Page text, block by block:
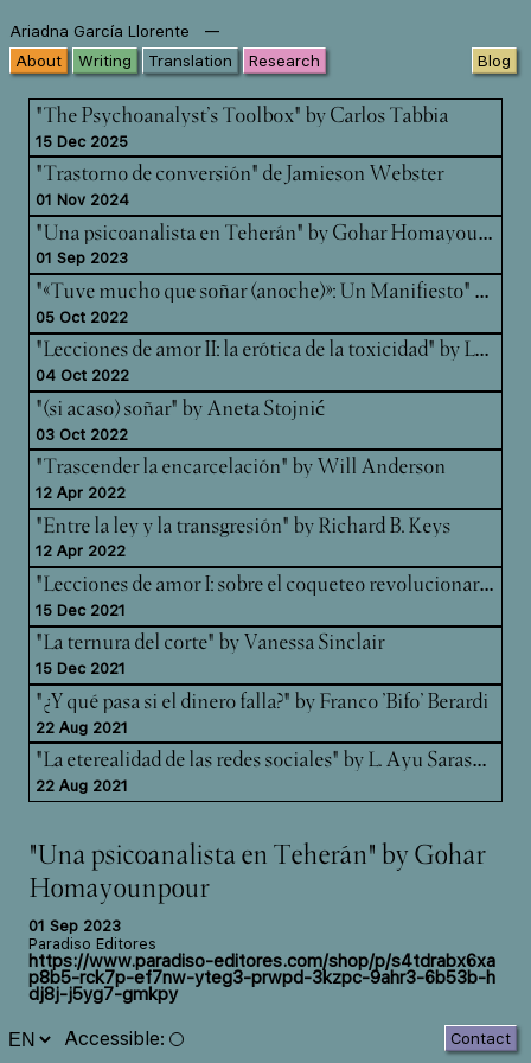
Ariadna García Llorente —
About Writing Translation Research Blog
Contact
Accessible:
"The Psychoanalyst’s Toolbox" by Carlos Tabbia
15 Dec 2025
"Trastorno de conversión" de Jamieson Webster
01 Nov 2024
"Un
a psicoanalista en Teherán" by Gohar Homayounpour
01 Sep 2023
"«T
uve mucho que soñar (anoche)»: Un Manifiesto" by Kara Kohn-Gardner & Carlos Padrón
05 Oct 2022
"Le
cciones de amor II: la erótica de la toxicidad" by Luce deLire
04 Oct 2022
"(si acaso) soñar" by Aneta Stojnić
03 Oct 2022
"Trascender la encarcelación" by Will Anderson
12 Apr 2022
"Entre la ley y la transgresión" by Richard B. Keys
12 Apr 2022
"Le
cciones de amor I: sobre el coqueteo revolucionario" by Luce deLire.
15 Dec 2021
"La ternura del corte" by Vanessa Sinclair
15 Dec 2021
"¿Y qué pasa si el dinero falla?" by Franco 'Bifo' Berardi
22 Aug 2021
"La
eterealidad de las redes sociales" by L. Ayu Saraswati
22 Aug 2021
"Una psicoanalista en Teherán" by Gohar
Homayounpour
01 Sep 2023
Paradiso Editores
https://www.paradiso-editores.com/shop/p/s4tdrabx6xa
p8b5-rck7p-ef7nw-yteg3-prwpd-3kzpc-9ahr3-6b53b-h
dj8j-j5yg7-gmkpy
Spanish translation of the book "Doing Psychoanalysis
in Tehran" by Gohar Homayounpour (MIT Press, 2012),